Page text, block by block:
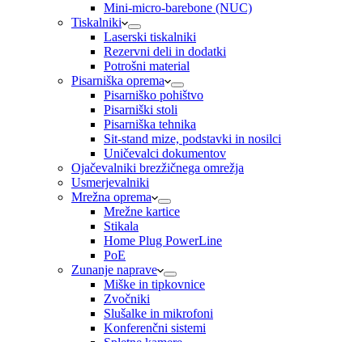
Mini-micro-barebone (NUC)
Tiskalniki
Laserski tiskalniki
Rezervni deli in dodatki
Potrošni material
Pisarniška oprema
Pisarniško pohištvo
Pisarniški stoli
Pisarniška tehnika
Sit-stand mize, podstavki in nosilci
Uničevalci dokumentov
Ojačevalniki brezžičnega omrežja
Usmerjevalniki
Mrežna oprema
Mrežne kartice
Stikala
Home Plug PowerLine
PoE
Zunanje naprave
Miške in tipkovnice
Zvočniki
Slušalke in mikrofoni
Konferenčni sistemi